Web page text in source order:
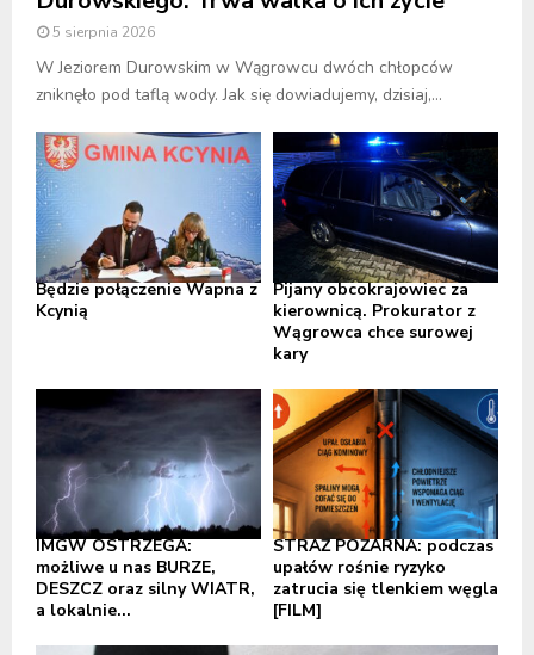
5 sierpnia 2026
W Jeziorem Durowskim w Wągrowcu dwóch chłopców
zniknęło pod taflą wody. Jak się dowiadujemy, dzisiaj,...
Będzie połączenie Wapna z
Kcynią
Pijany obcokrajowiec za
kierownicą. Prokurator z
Wągrowca chce surowej
kary
IMGW OSTRZEGA:
możliwe u nas BURZE,
DESZCZ oraz silny WIATR,
a lokalnie...
STRAŻ POŻARNA: podczas
upałów rośnie ryzyko
zatrucia się tlenkiem węgla
[FILM]